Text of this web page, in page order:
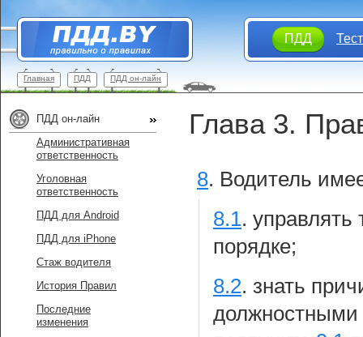
ПДД
Главная ПДД ПДД он-лайн
Глава 3.
8. Водитель
8.1. управлять
порядке;
8.2. знать
должностными
ПДД он-лайн
Административная
ответственность
Уголовная
ответственность
ПДД для Android
ПДД для iPhone
Стаж водителя
История Правил
Последние
изменения